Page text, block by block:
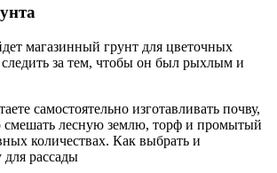
магазинный грунт для цветочных
за тем, чтобы он был рыхлым и
самостоятельно изготавливать почву,
смешать лесную землю, торф и промытый
количествах. Как выбрать и
для рассады